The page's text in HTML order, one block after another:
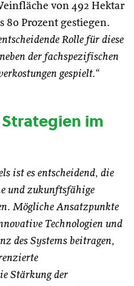
von 492 Hektar
80 Prozent gestiegen.
Rolle für diese
der fachspezifischen
gespielt.“
im
ist es entscheidend, die
und zukunftsfähige
Mögliche Ansatzpunkte
Technologien und
des Systems beitragen,
Stärkung der